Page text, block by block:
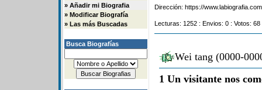
» Añadir mi Biografia
» Modificar Biografía
» Las más Buscadas
Busca Biografías
Dirección: https://
Lecturas: 1252 : Envios: 0 : Votos:
Wei tang (0000-
1 Un visitante nos